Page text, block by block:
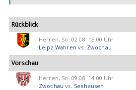
Rückblick
Herren, So. 02.08. 15:00 Uhr
Leipz.Wahren vs. Zwochau
Vorschau
Herren, So. 09.08. 14:00 Uhr
Zwochau vs. Seehausen